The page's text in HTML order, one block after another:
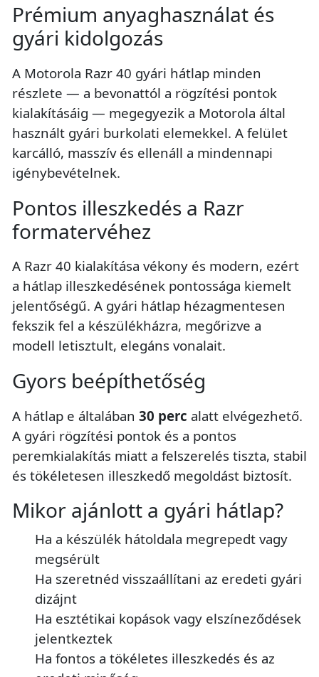
Prémium anyaghasználat és
gyári kidolgozás
A Motorola Razr 40 gyári hátlap minden
részlete — a bevonattól a rögzítési pontok
kialakításáig — megegyezik a Motorola által
használt gyári burkolati elemekkel. A felület
karcálló, masszív és ellenáll a mindennapi
igénybevételnek.
Pontos illeszkedés a Razr
formatervéhez
A Razr 40 kialakítása vékony és modern, ezért
a hátlap illeszkedésének pontossága kiemelt
jelentőségű. A gyári hátlap hézagmentesen
fekszik fel a készülékházra, megőrizve a
modell letisztult, elegáns vonalait.
Gyors beépíthetőség
A hátlap e általában 30 perc alatt elvégezhető.
A gyári rögzítési pontok és a pontos
peremkialakítás miatt a felszerelés tiszta, stabil
és tökéletesen illeszkedő megoldást biztosít.
Mikor ajánlott a gyári hátlap?
Ha a készülék hátoldala megrepedt vagy
megsérült
Ha szeretnéd visszaállítani az eredeti gyári
dizájnt
Ha esztétikai kopások vagy elszíneződések
jelentkeztek
Ha fontos a tökéletes illeszkedés és az